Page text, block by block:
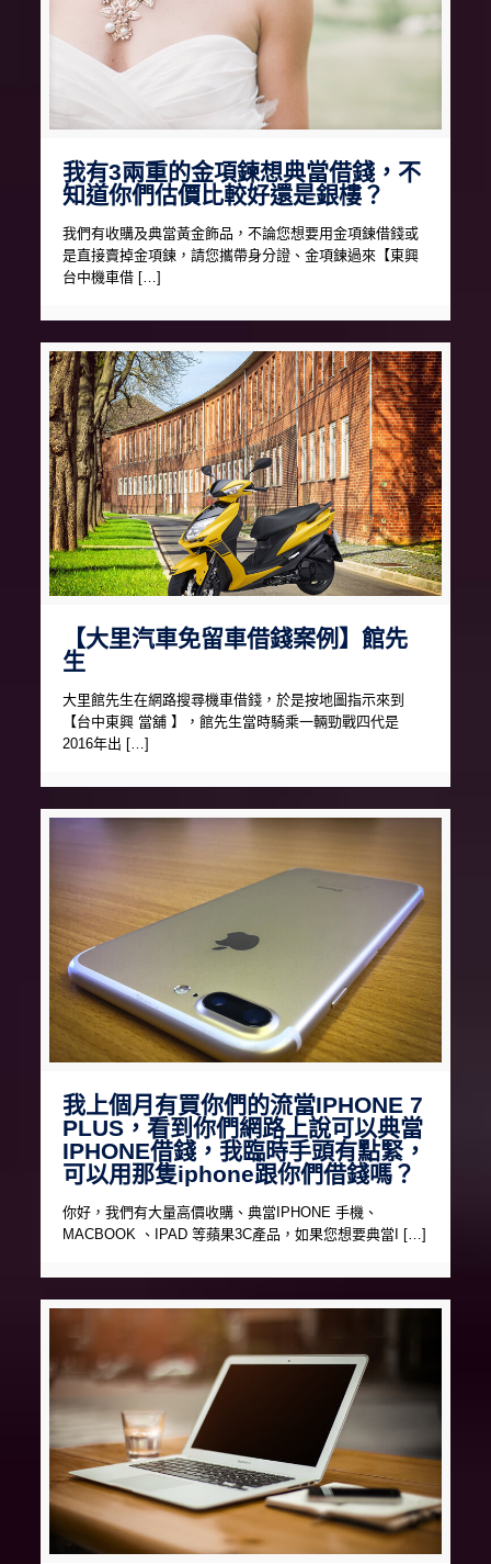
我有3兩重的金項鍊想典當借錢，不
知道你們估價比較好還是銀樓？
我們有收購及典當黃金飾品，不論您想要用金項鍊借錢或
是直接賣掉金項鍊，請您攜帶身分證、金項鍊過來【東興
台中機車借 […]
【大里汽車免留車借錢案例】館先
生
大里館先生在網路搜尋機車借錢，於是按地圖指示來到
【台中東興 當舖 】，館先生當時騎乘一輛勁戰四代是
2016年出 […]
我上個月有買你們的流當IPHONE 7
PLUS，看到你們網路上說可以典當
IPHONE借錢，我臨時手頭有點緊，
可以用那隻iphone跟你們借錢嗎？
你好，我們有大量高價收購、典當IPHONE 手機、
MACBOOK 、IPAD 等蘋果3C產品，如果您想要典當I […]